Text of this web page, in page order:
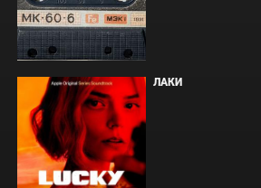
ЛАКИ